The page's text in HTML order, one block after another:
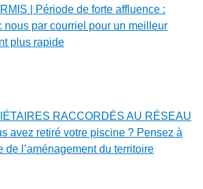
| Période de forte affluence :
nous par courriel pour un meilleur
plus rapide
RACCORDÉS AU RÉSEAU
avez retiré votre piscine ? Pensez à
de l’aménagement du territoire